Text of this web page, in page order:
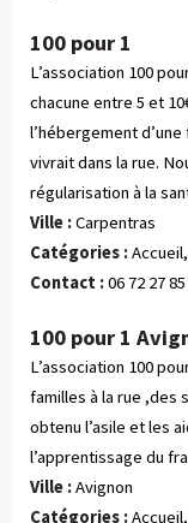
100 pour 1
L’association 100
chacune entre 5 et
l’hébergement
vivrait dans la rue.
régularisation à la
Ville :Carpentras
Catégories :
Contact :06 72 27
100 pour 1
L’association 100
familles à la rue ,des
obtenu l’asile et les
l’apprentissage du
Ville :Avignon
Catégories :